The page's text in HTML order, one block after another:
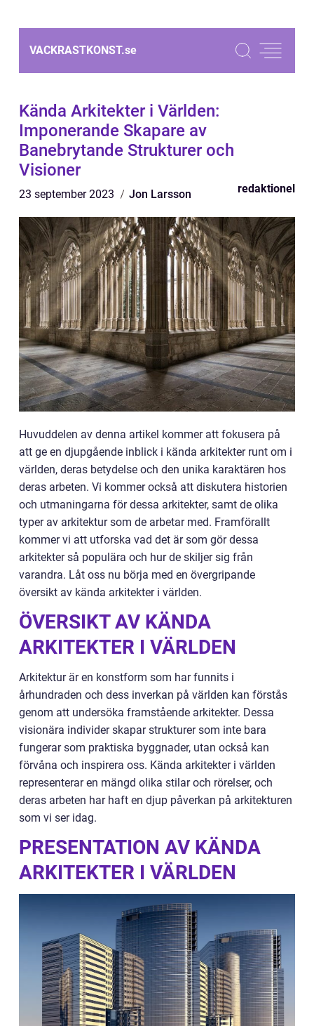
VACKRASTKONST.se
Kända Arkitekter i Världen:
Imponerande Skapare av
Banebrytande Strukturer och
Visioner
23 september 2023 Jon Larsson redaktionel
Huvuddelen av denna artikel kommer att fokusera på
att ge en djupgående inblick i kända arkitekter runt om i
världen, deras betydelse och den unika karaktären hos
deras arbeten. Vi kommer också att diskutera historien
och utmaningarna för dessa arkitekter, samt de olika
typer av arkitektur som de arbetar med. Framförallt
kommer vi att utforska vad det är som gör dessa
arkitekter så populära och hur de skiljer sig från
varandra. Låt oss nu börja med en övergripande
översikt av kända arkitekter i världen.
ÖVERSIKT AV KÄNDA
ARKITEKTER I VÄRLDEN
Arkitektur är en konstform som har funnits i
århundraden och dess inverkan på världen kan förstås
genom att undersöka framstående arkitekter. Dessa
visionära individer skapar strukturer som inte bara
fungerar som praktiska byggnader, utan också kan
förvåna och inspirera oss. Kända arkitekter i världen
representerar en mängd olika stilar och rörelser, och
deras arbeten har haft en djup påverkan på arkitekturen
som vi ser idag.
PRESENTATION AV KÄNDA
ARKITEKTER I VÄRLDEN